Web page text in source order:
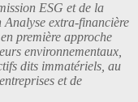
ESG et de la
extra-financière
première approche
environnementaux,
dits immatériels, au
et de